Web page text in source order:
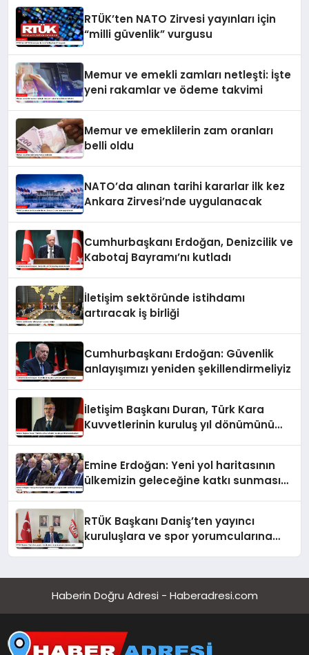
RTÜK’ten NATO Zirvesi yayınları için
“milli güvenlik” vurgusu
Memur ve emekli zamları netleşti: İşte
yeni rakamlar ve ödeme takvimi
Memur ve emeklilerin zam oranları
belli oldu
NATO’da alınan tarihi kararlar ilk kez
Ankara Zirvesi’nde uygulanacak
Cumhurbaşkanı Erdoğan, Denizcilik ve
Kabotaj Bayramı’nı kutladı
İletişim sektöründe istihdamı
artıracak iş birliği
Cumhurbaşkanı Erdoğan: Güvenlik
anlayışımızı yeniden şekillendirmeliyiz
İletişim Başkanı Duran, Türk Kara
Kuvvetlerinin kuruluş yıl dönümünü
Emine Erdoğan: Yeni yol haritasının
ülkemizin geleceğine katkı sunmasını
RTÜK Başkanı Daniş’ten yayıncı
kuruluşlara ve spor yorumcularına
Haberin Doğru Adresi - Haberadresi.com